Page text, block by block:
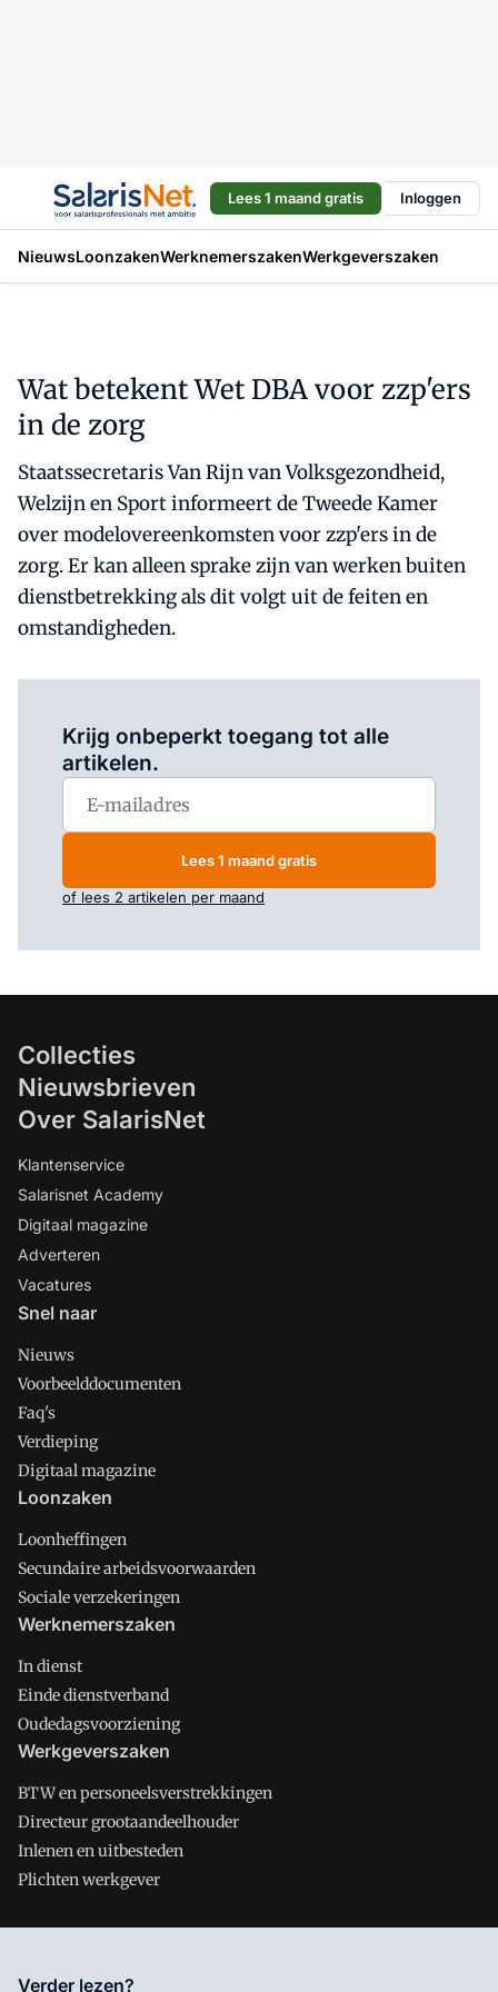
Lees 1 maand gratis Inloggen
NieuwsLoonzakenWerknemerszakenWerkgeverszaken
Wat betekent Wet DBA voor zzp'ers
in de zorg
Staatssecretaris Van Rijn van Volksgezondheid,
Welzijn en Sport informeert de Tweede Kamer
over modelovereenkomsten voor zzp'ers in de
zorg. Er kan alleen sprake zijn van werken buiten
dienstbetrekking als dit volgt uit de feiten en
omstandigheden.
Krijg onbeperkt toegang tot alle
artikelen.
Lees 1 maand gratis
of lees 2 artikelen per maand
Collecties
Nieuwsbrieven
Over SalarisNet
Klantenservice
Salarisnet Academy
Digitaal magazine
Adverteren
Vacatures
Snel naar
Nieuws
Voorbeelddocumenten
Faq's
Verdieping
Digitaal magazine
Loonzaken
Loonheffingen
Secundaire arbeidsvoorwaarden
Sociale verzekeringen
Werknemerszaken
In dienst
Einde dienstverband
Oudedagsvoorziening
Werkgeverszaken
BTW en personeelsverstrekkingen
Directeur grootaandeelhouder
Inlenen en uitbesteden
Plichten werkgever
Salarisnet is onderdeel van VMN media. Lees in
Verder lezen?